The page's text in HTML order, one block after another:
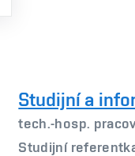
Studijní a
tech.-hosp.
Studijní